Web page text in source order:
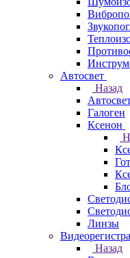
Автосвет
Назад
Галоген
Ксенон
Линзы
Назад